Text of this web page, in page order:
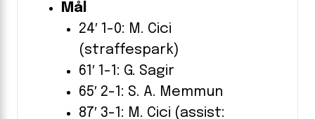
Mål
24′ 1-0: M. Cici
(straffespark)
61′ 1-1: G. Sagir
65′ 2-1: S. A. Memmun
87′ 3-1: M. Cici (assist: